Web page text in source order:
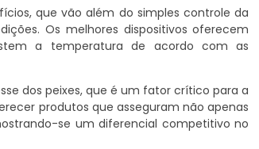
que vão além do simples controle da
Os melhores dispositivos oferecem
a temperatura de acordo com as
dos peixes, que é um fator crítico para a
produtos que asseguram não apenas
se um diferencial competitivo no